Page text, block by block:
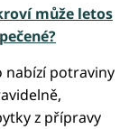
může letos
nabízí potraviny
z přípravy